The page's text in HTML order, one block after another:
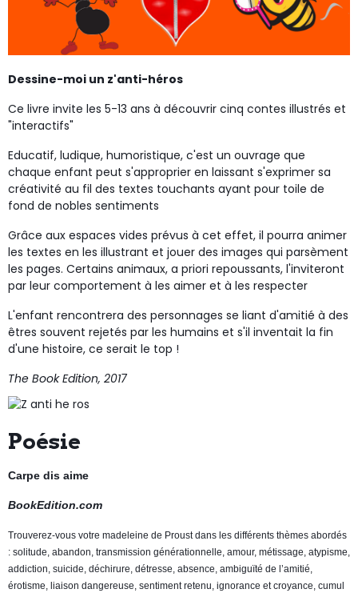
Dessine-moi un z'anti-héros
Ce livre invite les 5-13 ans à découvrir cinq contes illustrés et
"interactifs"
Educatif, ludique, humoristique, c'est un ouvrage que
chaque enfant peut s'approprier en laissant s'exprimer sa
créativité au fil des textes touchants ayant pour toile de
fond de nobles sentiments
Grâce aux espaces vides prévus à cet effet, il pourra animer
les textes en les illustrant et jouer des images qui parsèment
les pages. Certains animaux, a priori repoussants, l'inviteront
par leur comportement à les aimer et à les respecter
L'enfant rencontrera des personnages se liant d'amitié à des
êtres souvent rejetés par les humains et s'il inventait la fin
d'une histoire, ce serait le top !
The Book Edition, 2017
Poésie
Carpe dis aime
BookEdition.com
Trouverez-vous votre madeleine de Proust dans les différents thèmes abordés
: solitude, abandon, transmission générationnelle, amour, métissage, atypisme,
addiction, suicide, déchirure, détresse, absence, ambiguïté de l’amitié,
érotisme, liaison dangereuse, sentiment retenu, ignorance et croyance, cumul